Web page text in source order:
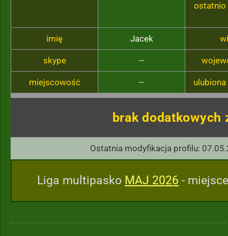
ostatnio
imię Jacek
skype --
miejscowość --
brak dodatkowych
Ostatnia modyfikacja profilu:
Liga multipasko MAJ 2026 -